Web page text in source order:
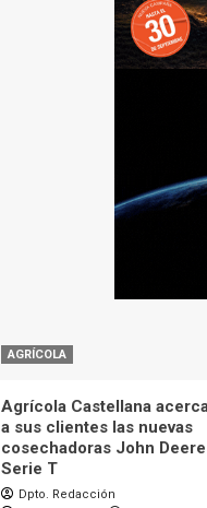
AGRÍCOLA
Agrícola Castellana
a sus clientes las nuevas
cosechadoras John Deere
Serie T
Dpto. Redacción